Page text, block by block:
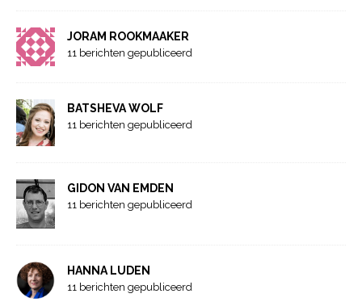
JORAM ROOKMAAKER
11 berichten gepubliceerd
BATSHEVA WOLF
11 berichten gepubliceerd
GIDON VAN EMDEN
11 berichten gepubliceerd
HANNA LUDEN
11 berichten gepubliceerd